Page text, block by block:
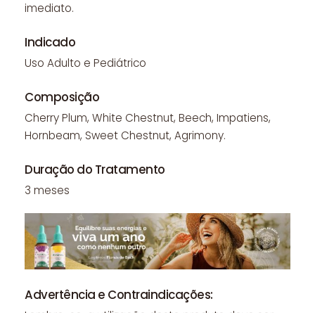
imediato.
Indicado
Uso Adulto e Pediátrico
Composição
Cherry Plum, White Chestnut, Beech, Impatiens,
Hornbeam, Sweet Chestnut, Agrimony.
Duração do Tratamento
3 meses
Advertência e Contraindicações: